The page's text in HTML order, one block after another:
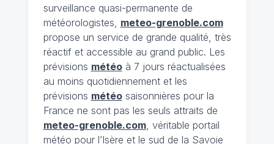
surveillance quasi-permanente de
météorologistes, meteo-grenoble.com
propose un service de grande qualité, très
réactif et accessible au grand public. Les
prévisions météoà 7 jours réactualisées
au moins quotidiennement et les
prévisions météosaisonnières pour la
France ne sont pas les seuls attraits de
meteo-grenoble.com, véritable portail
météo pour l’Isère et le sud de la Savoie